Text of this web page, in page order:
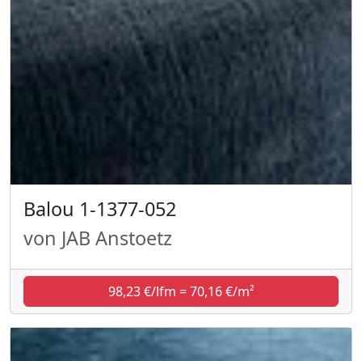
Balou 1-1377-052
von JAB Anstoetz
98,23 €/lfm = 70,16 €/m²